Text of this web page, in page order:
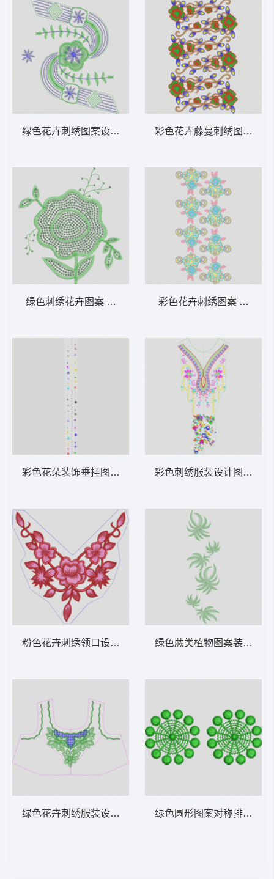
绿色花卉刺绣图案设计 亮片 珠片花
绿色刺绣花卉图案 亮片 珠片花
彩色花朵装饰垂挂图案 窗帘
粉色花卉刺绣领口设计 衣领
绿色花卉刺绣服装设计图 衣领
彩色花卉藤蔓刺绣图案 烫
彩色花卉刺绣图案 水溶肩
彩色刺绣服装设计图 衣领
绿色蕨类植物图案装饰 亮
绿色圆形图案对称排列 水